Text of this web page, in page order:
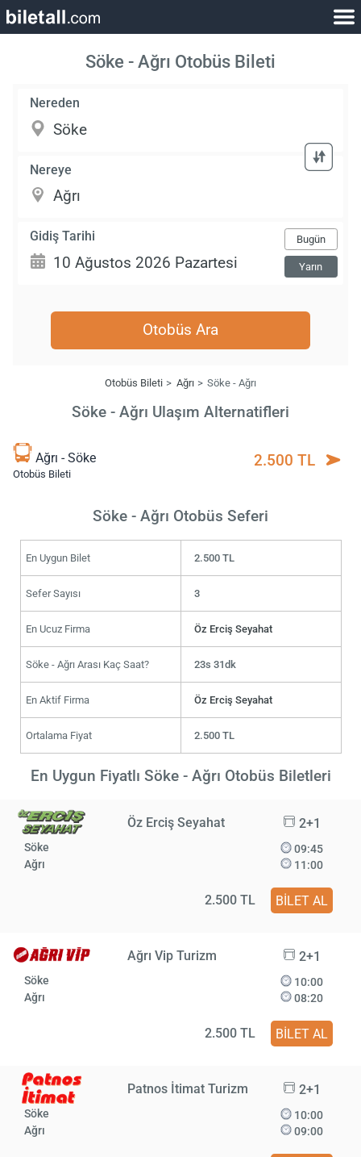
Söke - Ağrı Otobüs Bileti
Nereden
Nereye
Gidiş Tarihi Bugün
Yarın
Otobüs Ara
Otobüs Bileti Ağrı Söke - Ağrı
Söke - Ağrı Ulaşım Alternatifleri
Ağrı - Söke
Otobüs Bileti
2.500 TL
Söke - Ağrı Otobüs Seferi
En Uygun Bilet 2.500 TL
Sefer Sayısı 3
En Ucuz Firma Öz Erciş Seyahat
Söke - Ağrı Arası Kaç Saat? 23s 31dk
En Aktif Firma Öz Erciş Seyahat
Ortalama Fiyat 2.500 TL
En Uygun Fiyatlı Söke - Ağrı Otobüs Biletleri
Öz Erciş Seyahat 2+1
Söke
Ağrı
09:45
11:00
2.500 TL BİLET AL
Ağrı Vip Turizm 2+1
Söke
Ağrı
10:00
08:20
2.500 TL BİLET AL
Patnos İtimat Turizm 2+1
Söke
Ağrı
10:00
09:00